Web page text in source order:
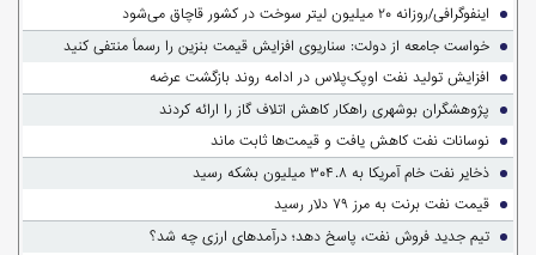
اینفوگرافی/روزانه ۲۰ میلیون لیتر سوخت در کشور قاچاق می‌شود
خواست جامعه از دولت: سناریوی افزایش قیمت بنزین را رسماً منتفی کنید
افزایش تولید نفت اوپک‌پلاس در ادامه روند بازگشت عرضه
پژوهشگران بوشهری راهکار کاهش اتلاف گاز را ارائه کردند
نوسانات نفت کاهش یافت و قیمت‌ها ثابت ماند
ذخایر نفت خام آمریکا به ۳۰۴.۸ میلیون بشکه رسید
قیمت نفت برنت به مرز ۷۹ دلار رسید
تیم جدید فروش نفت، پاسخ دهد؛ درآمدهای ارزی چه شد؟